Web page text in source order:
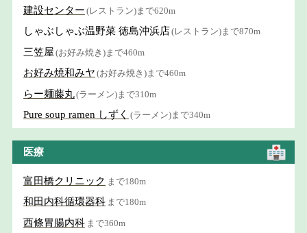
建設センター (レストラン)まで620m
しゃぶしゃぶ温野菜 徳島沖浜店(レストラン)まで870m
三笠屋 (お好み焼き)まで460m
お好み焼和みヤ (お好み焼き)まで460m
らー麺藤丸(ラーメン)まで310m
Pure soup ramen しずく (ラーメン)まで340m
医療
富田橋クリニック まで180m
和田内科循環器科 まで180m
西條胃腸内科 まで360m